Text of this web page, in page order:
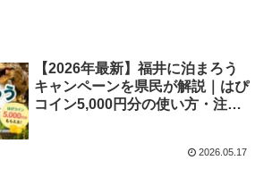
【2026年最新】福井に泊まろう
キャンペーンを県民が解説｜はぴ
コイン5,000円分の使い方・注意
2026.05.17